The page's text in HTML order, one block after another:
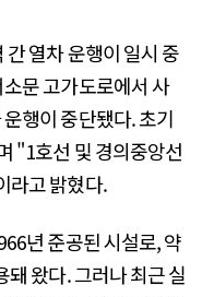
열차 운행이 일시 중
문 고가도로에서 사
행이 중단됐다. 초기
"1호선 및 경의중앙선
라고 밝혔다.
년 준공된 시설로, 약
돼 왔다. 그러나 최근 실